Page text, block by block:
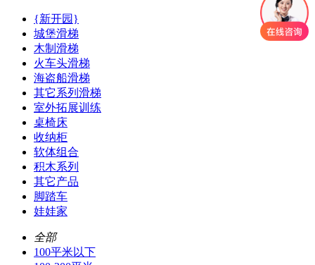
{新开园}
城堡滑梯
木制滑梯
火车头滑梯
海盗船滑梯
其它系列滑梯
室外拓展训练
桌椅床
收纳柜
软体组合
积木系列
其它产品
脚踏车
娃娃家
全部
100平米以下